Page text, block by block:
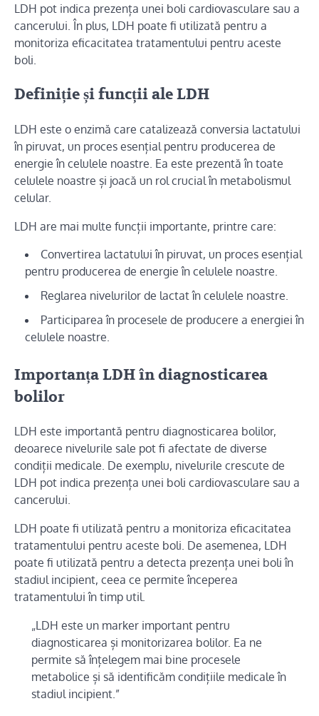
LDH pot indica prezența unei boli cardiovasculare sau a
cancerului. În plus, LDH poate fi utilizată pentru a
monitoriza eficacitatea tratamentului pentru aceste
boli.
Definiție și funcții ale LDH
LDH este o enzimă care catalizează conversia lactatului
în piruvat, un proces esențial pentru producerea de
energie în celulele noastre. Ea este prezentă în toate
celulele noastre și joacă un rol crucial în metabolismul
celular.
LDH are mai multe funcții importante, printre care:
Convertirea lactatului în piruvat, un proces esențial
pentru producerea de energie în celulele noastre.
Reglarea nivelurilor de lactat în celulele noastre.
Participarea în procesele de producere a energiei în
celulele noastre.
Importanța LDH în diagnosticarea
bolilor
LDH este importantă pentru diagnosticarea bolilor,
deoarece nivelurile sale pot fi afectate de diverse
condiții medicale. De exemplu, nivelurile crescute de
LDH pot indica prezența unei boli cardiovasculare sau a
cancerului.
LDH poate fi utilizată pentru a monitoriza eficacitatea
tratamentului pentru aceste boli. De asemenea, LDH
poate fi utilizată pentru a detecta prezența unei boli în
stadiul incipient, ceea ce permite începerea
tratamentului în timp util.
„LDH este un marker important pentru
diagnosticarea și monitorizarea bolilor. Ea ne
permite să înțelegem mai bine procesele
metabolice și să identificăm condițiile medicale în
stadiul incipient.”